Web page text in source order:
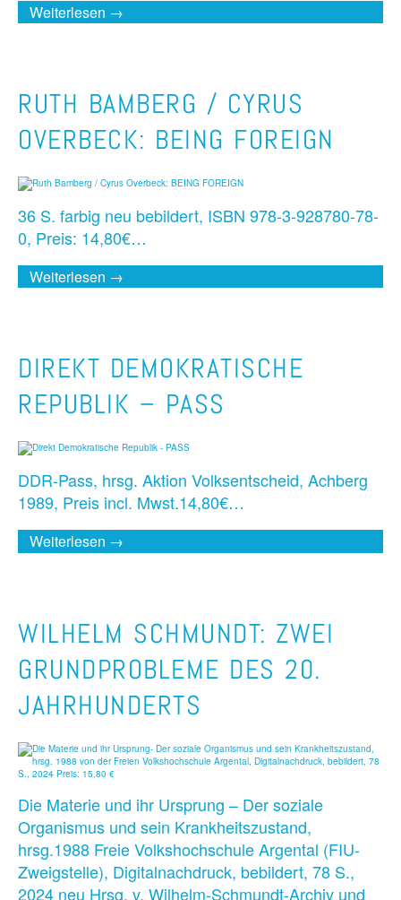
Weiterlesen →
RUTH BAMBERG / CYRUS
OVERBECK: BEING FOREIGN
36 S. farbig neu bebildert, ISBN 978-3-928780-78-
0, Preis: 14,80€…
Weiterlesen →
DIREKT DEMOKRATISCHE
REPUBLIK – PASS
DDR-Pass, hrsg. Aktion Volksentscheid, Achberg
1989, Preis incl. Mwst.14,80€…
Weiterlesen →
WILHELM SCHMUNDT: ZWEI
GRUNDPROBLEME DES 20.
JAHRHUNDERTS
Die Materie und ihr Ursprung – Der soziale
Organismus und sein Krankheitszustand,
hrsg.1988 Freie Volkshochschule Argental (FIU-
Zweigstelle), Digitalnachdruck, bebildert, 78 S.,
2024 neu Hrsg. v. Wilhelm-Schmundt-Archiv und